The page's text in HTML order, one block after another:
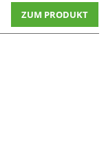
ZUM PRODUKT